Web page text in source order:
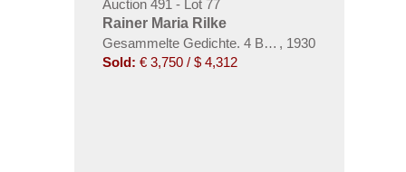
Auction 491 - Lot 77
Rainer Maria Rilke
Gesammelte Gedichte. 4 Bände
, 1930
Sold: € 3,750 / $ 4,312